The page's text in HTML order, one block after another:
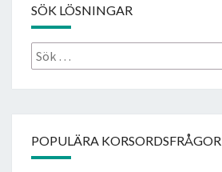
SÖK LÖSNINGAR
Sök
efter:
POPULÄRA KORSORDSFRÅGOR